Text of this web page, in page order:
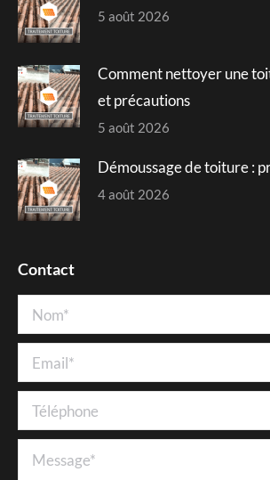
5 août 2026
Comment nettoyer une
et précautions
5 août 2026
Démoussage de toiture :
4 août 2026
Contact